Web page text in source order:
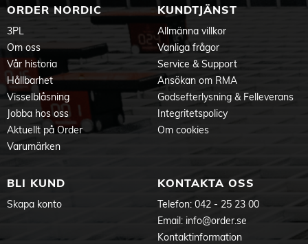
ORDER NORDIC
3PL
Om oss
Vår historia
Hållbarhet
Visselblåsning
Jobba hos oss
Aktuellt på Order
Varumärken
KUNDTJÄNST
Allmänna villkor
Vanliga frågor
Service & Support
Ansökan om RMA
Godsefterlysning & Felleverans
Integritetspolicy
Om cookies
BLI KUND
Skapa konto
KONTAKTA OSS
Telefon: 042 - 25 23 00
Email: info@order.se
Kontaktinformation